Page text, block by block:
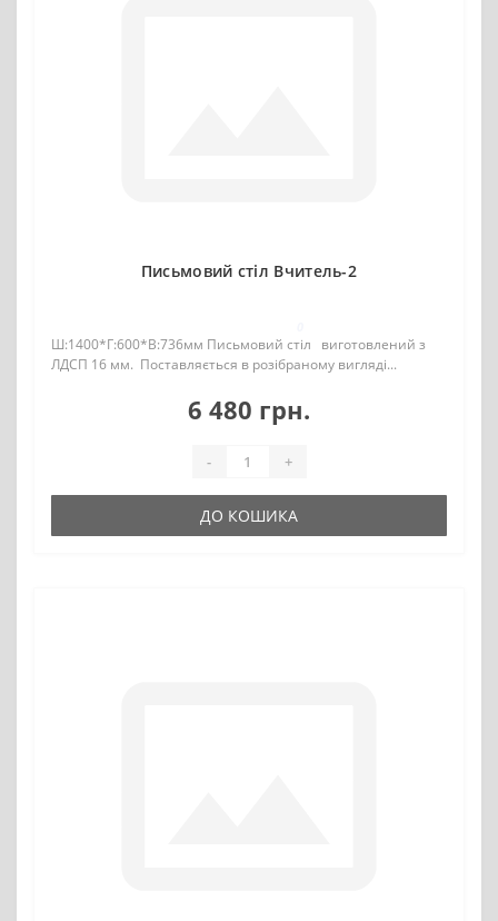
Письмовий стіл Вчитель-2
Ш:1400*Г:600*В:736мм Письмовий стіл виготовлений з
ЛДСП 16 мм. Поставляється в розібраному вигляді...
6 480 грн.
- +
ДО КОШИКА